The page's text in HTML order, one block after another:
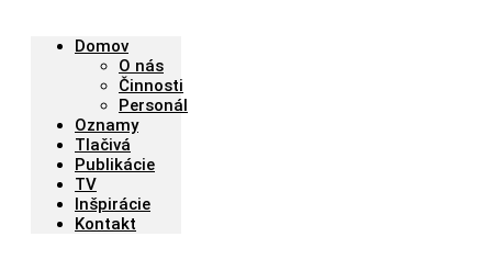
Domov
O nás
Činnosti
Personál
Oznamy
Tlačivá
Publikácie
TV
Inšpirácie
Kontakt